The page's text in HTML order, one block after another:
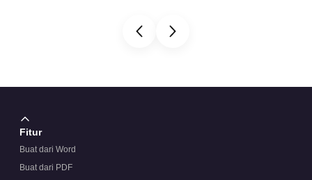
Fitur
Buat dari Word
Buat dari PDF